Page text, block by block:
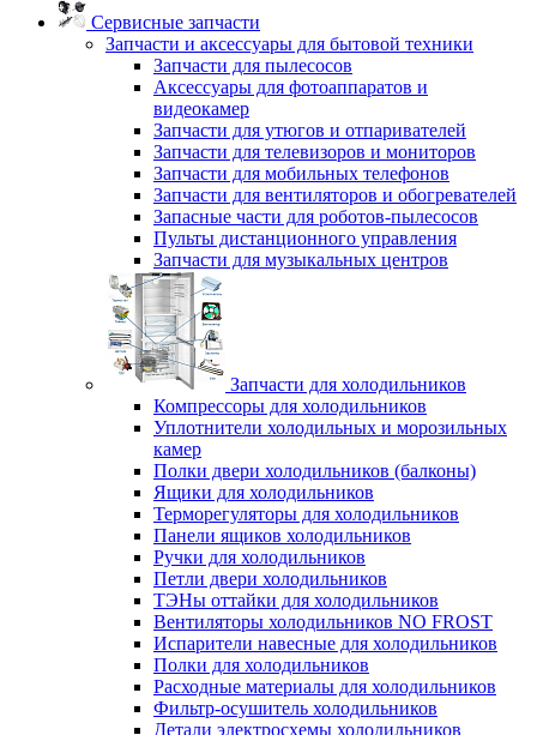
Сервисные запчасти
Запчасти и аксессуары для бытовой техники
Запчасти для пылесосов
Аксессуары для фотоаппаратов и
видеокамер
Запчасти для утюгов и отпаривателей
Запчасти для телевизоров и мониторов
Запчасти для мобильных телефонов
Запчасти для вентиляторов и обогревателей
Запасные части для роботов-пылесосов
Пульты дистанционного управления
Запчасти для музыкальных центров
Запчасти для холодильников
Компрессоры для холодильников
Уплотнители холодильных и морозильных
камер
Полки двери холодильников (балконы)
Ящики для холодильников
Терморегуляторы для холодильников
Панели ящиков холодильников
Ручки для холодильников
Петли двери холодильников
ТЭНы оттайки для холодильников
Вентиляторы холодильников NO FROST
Испарители навесные для холодильников
Полки для холодильников
Расходные материалы для холодильников
Фильтр-осушитель холодильников
Детали электросхемы холодильников